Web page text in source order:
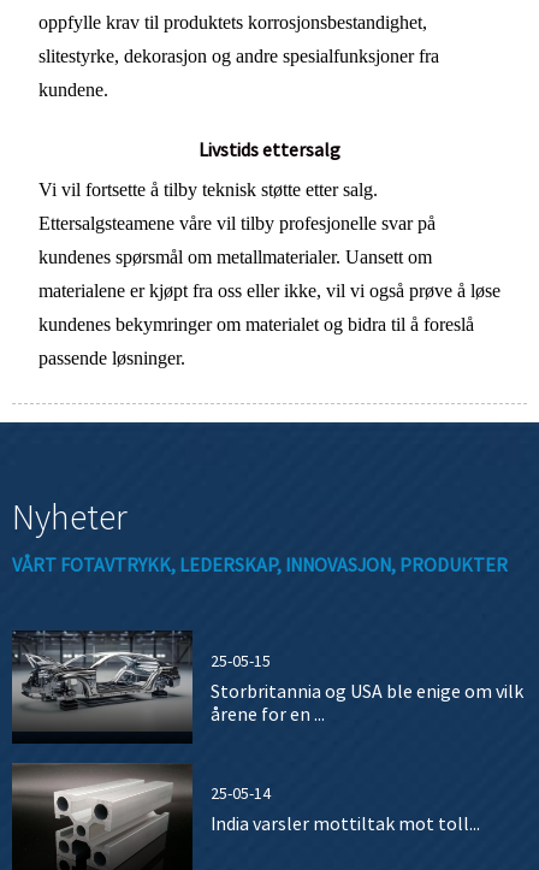
oppfylle krav til produktets korrosjonsbestandighet,
slitestyrke, dekorasjon og andre spesialfunksjoner fra
kundene.
Livstids ettersalg
Vi vil fortsette å tilby teknisk støtte etter salg.
Ettersalgsteamene våre vil tilby profesjonelle svar på
kundenes spørsmål om metallmaterialer. Uansett om
materialene er kjøpt fra oss eller ikke, vil vi også prøve å løse
kundenes bekymringer om materialet og bidra til å foreslå
passende løsninger.
Nyheter
VÅRT FOTAVTRYKK, LEDERSKAP, INNOVASJON, PRODUKTER
25-05-15
Storbritannia og USA ble enige om vilk
årene for en ...
25-05-14
India varsler mottiltak mot toll...